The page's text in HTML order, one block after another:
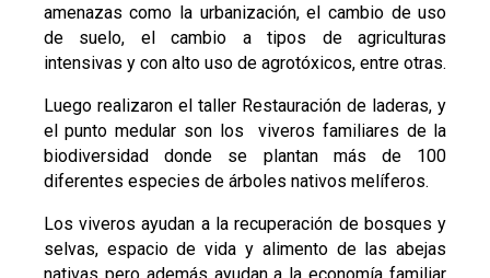
amenazas como la urbanización, el cambio de uso
de suelo, el cambio a tipos de agriculturas
intensivas y con alto uso de agrotóxicos, entre otras.
Luego realizaron el taller Restauración de laderas, y
el punto medular son los viveros familiares de la
biodiversidad donde se plantan más de 100
diferentes especies de árboles nativos melíferos.
Los viveros ayudan a la recuperación de bosques y
selvas, espacio de vida y alimento de las abejas